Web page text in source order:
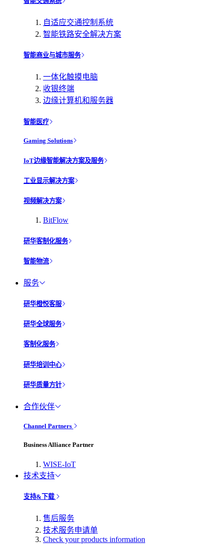
自适应交通控制系统
智能铁路安全解决方案
智能商业与城市服务
一体化触摸电脑
收银终端
边缘计算机和服务器
智能医疗
Gaming Solutions
IoT边缘智能解决方案及服务
工业显示解决方案
视频解决方案
BitFlow
研华客制化服务
智能物流
服务
研华橙悦客服
研华全球服务
客制化服务
研华培训中心
研华质量方针
合作伙伴
Channel Partners
Business Alliance Partner
WISE-IoT
技术支持
支持&下载
售后服务
技术服务申请单
Check your products information